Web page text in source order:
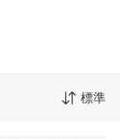
標準